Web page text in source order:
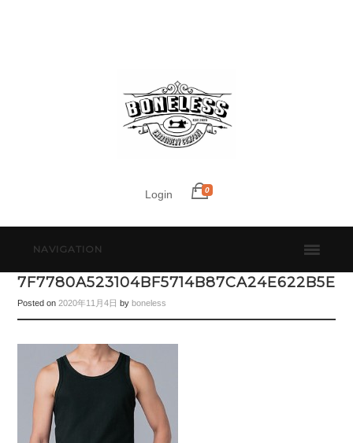
Login 0
NAVIGATION
7F7780A523104BF5714B87CA24E622B5E
Posted on2020年11月4日 byboneless